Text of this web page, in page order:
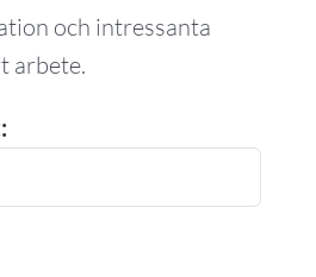
och intressanta
arbete.